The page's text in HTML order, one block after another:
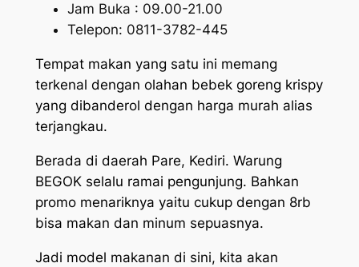
Jam Buka : 09.00-21.00
Telepon: 0811-3782-445
Tempat makan yang satu ini memang
terkenal dengan olahan bebek goreng krispy
yang dibanderol dengan harga murah alias
terjangkau.
Berada di daerah Pare, Kediri. Warung
BEGOK selalu ramai pengunjung. Bahkan
promo menariknya yaitu cukup dengan 8rb
bisa makan dan minum sepuasnya.
Jadi model makanan di sini, kita akan